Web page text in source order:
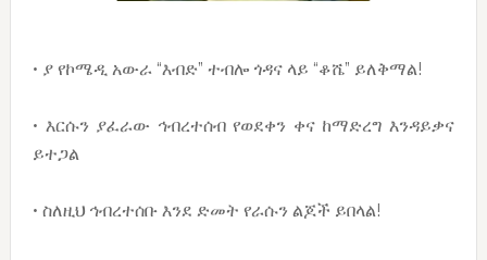
• ያ የኮሜዲ አውራ “እብድ” ተብሎ ጎዳና ላይ “ቆሼ” ይለቅማል!
• እርሱን ያፈራው ኅብረተሰብ የወደቀን ቀና ከማድረግ እንዳይቃና
ይተጋል
• ስለዚህ ኅብረተሰቡ እንደ ድመት የራሱን ልጆች ይበላል!